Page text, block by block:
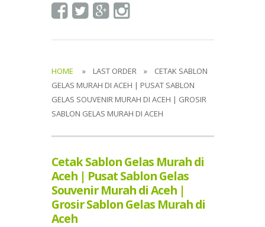
HOME » LAST ORDER » CETAK SABLON
GELAS MURAH DI ACEH | PUSAT SABLON
GELAS SOUVENIR MURAH DI ACEH | GROSIR
SABLON GELAS MURAH DI ACEH
Cetak Sablon Gelas Murah di
Aceh | Pusat Sablon Gelas
Souvenir Murah di Aceh |
Grosir Sablon Gelas Murah di
Aceh